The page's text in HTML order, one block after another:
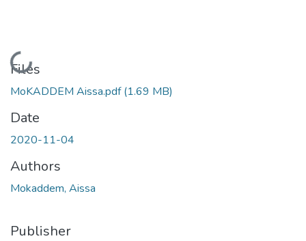
Loading...
Files
MoKADDEM Aissa.pdf(1.69 MB)
Date
2020-11-04
Authors
Mokaddem, Aissa
Publisher